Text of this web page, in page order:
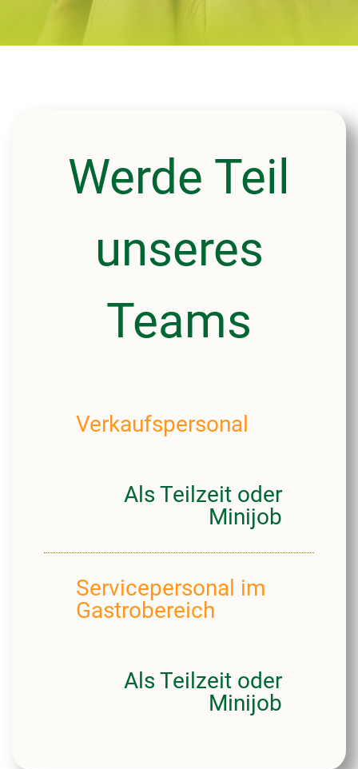
Werde Teil
unseres
Teams
Verkaufspersonal
Als Teilzeit oder
Minijob
Servicepersonal im
Gastrobereich
Als Teilzeit oder
Minijob